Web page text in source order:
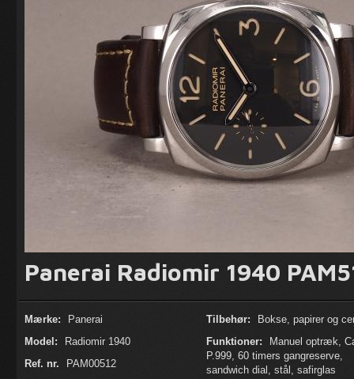
Panerai Radiomir 1940
Mærke:
Panerai
Model:
Radiomir 1940
Ref. nr.
PAM00512
Tilbehør:
Bokse, papirer og
Funktioner:
Manuel optræk,
P.999, 60 timers gangreserve,
sandwich dial, stål, safirglas